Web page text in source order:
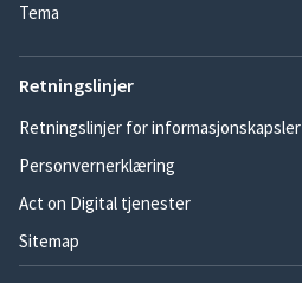
Tema
Retningslinjer
Retningslinjer for informasjonskapsler
Personvernerklæring
Act on Digital tjenester
Sitemap